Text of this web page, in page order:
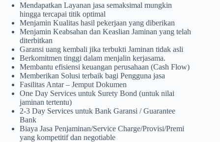
Mendapatkan Layanan jasa semaksimal mungkin
hingga tercapai titik optimal
Menjamin Kualitas hasil pekerjaan yang diberikan
Menjamin Keabsahan dan Keaslian Jaminan yang telah
diterbitkan
Garansi uang kembali jika terbukti Jaminan tidak asli
Berkomitmen tinggi dalam menjalin kerjasama.
Membantu efisiensi keuangan perusahaan (Cash Flow)
Memberikan Solusi terbaik bagi Pengguna jasa
Fasilitas Antar – Jemput Dokumen
One Day Services untuk Surety Bond (untuk nilai
jaminan tertentu)
2-3 Day Services untuk Bank Garansi / Guarantee
Bank
Biaya Jasa Penjaminan/Service Charge/Provisi/Premi
yang kompetitif dan negotiable